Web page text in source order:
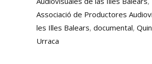
Associació de Productores
les Illes Balears, documental,
Urraca